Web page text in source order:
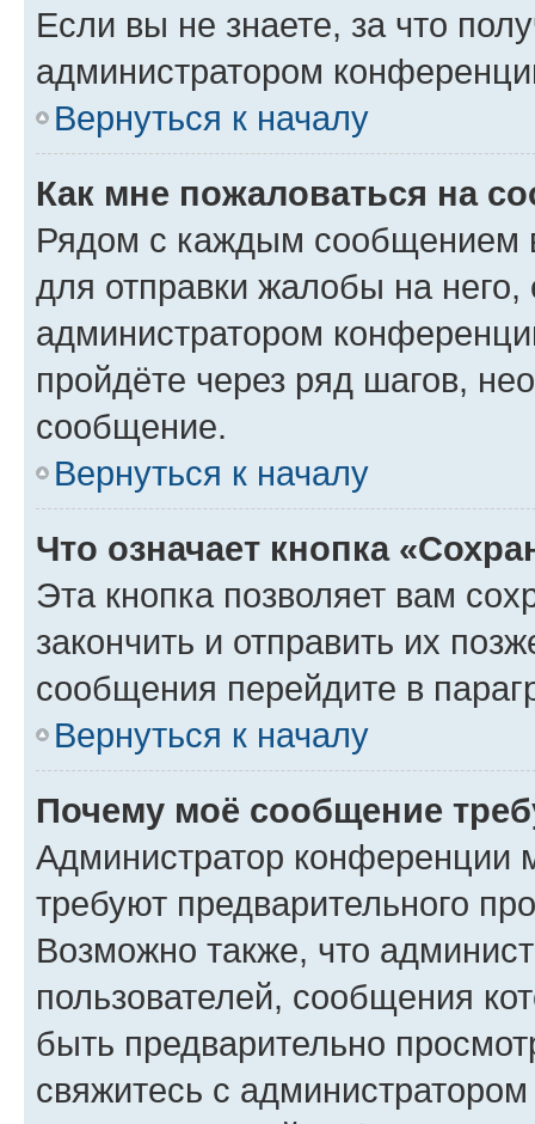
Если вы не знаете, за что
администратором
Вернуться к началу
Как мне пожаловаться на
Рядом с каждым сообщением
для отправки жалобы на
администратором
пройдёте через ряд шагов,
сообщение.
Вернуться к началу
Что означает кнопка
Эта кнопка позволяет вам
закончить и отправить их
сообщения перейдите в
Вернуться к началу
Почему моё сообщение
Администратор конференции
требуют предварительного
Возможно также, что
пользователей, сообщения
быть предварительно
свяжитесь с